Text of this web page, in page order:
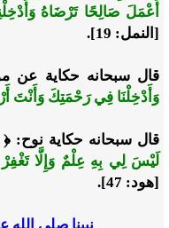
أَعْمَلَ صَالِحًا تَرْضَاهُ
[النمل: 19].
قال سبحانه حكاية عن
وَأَدْخِلْنَا فِي رَحْمَتِكَ وَأَنْتَ
قال سبحانه حكاية نوح: ﴿
لَيْسَ لِي بِهِ عِلْمٌ وَإِلَّا
[هود: 47].